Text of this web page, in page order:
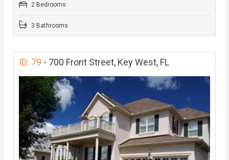
2 Bedrooms
3 Bathrooms
ID: 79 - 700 Front Street, Key West, FL